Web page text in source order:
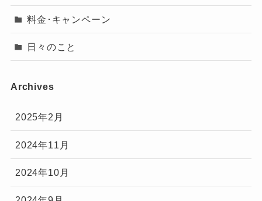
料金･キャンペーン
日々のこと
Archives
2025年2月
2024年11月
2024年10月